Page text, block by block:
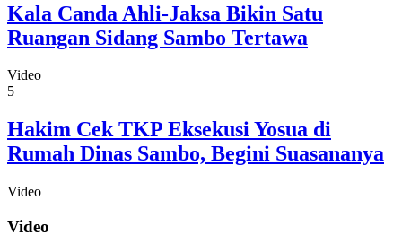
Kala Canda Ahli-Jaksa Bikin Satu
Ruangan Sidang Sambo Tertawa
Video
5
Hakim Cek TKP Eksekusi Yosua di
Rumah Dinas Sambo, Begini Suasananya
Video
Video